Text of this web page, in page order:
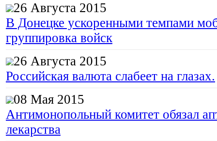
26 Августа 2015
В Донецке ускоренными темпами
группировка войск
26 Августа 2015
Российская валюта слабеет на глазах.
08 Мая 2015
Антимонопольный комитет обязал
лекарства